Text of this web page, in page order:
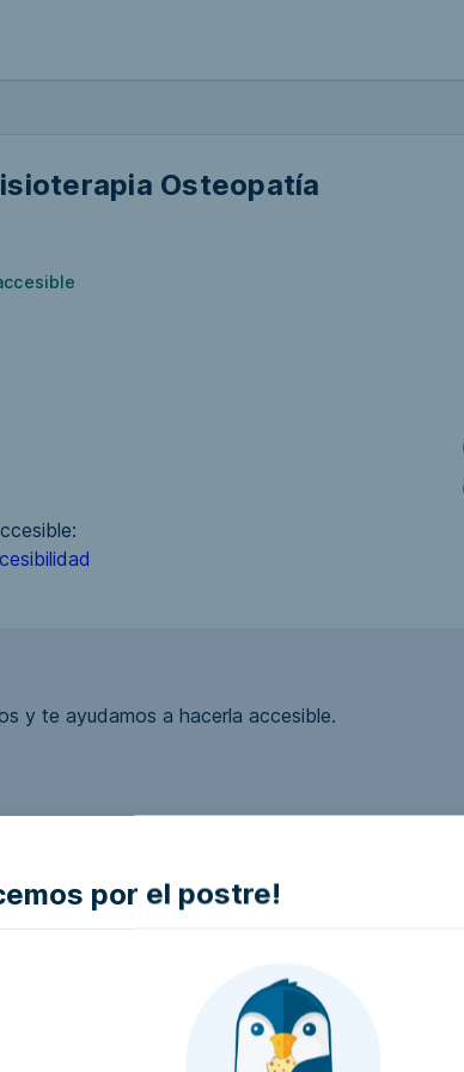
por el postre!
Osteopatía
y te ayudamos a hacerla accesible.
accesible?
la empresa e intentaremos que la hagan accesible..